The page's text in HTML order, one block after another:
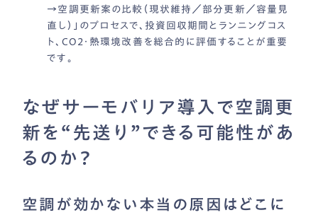
→空調更新案の比較（現状維持／部分更新／容量見
直し）」のプロセスで、投資回収期間とランニングコス
ト、CO2・熱環境改善を総合的に評価することが重要
です。
なぜサーモバリア導入で空調更
新を“先送り”できる可能性があ
るのか？
空調が効かない本当の原因はどこに